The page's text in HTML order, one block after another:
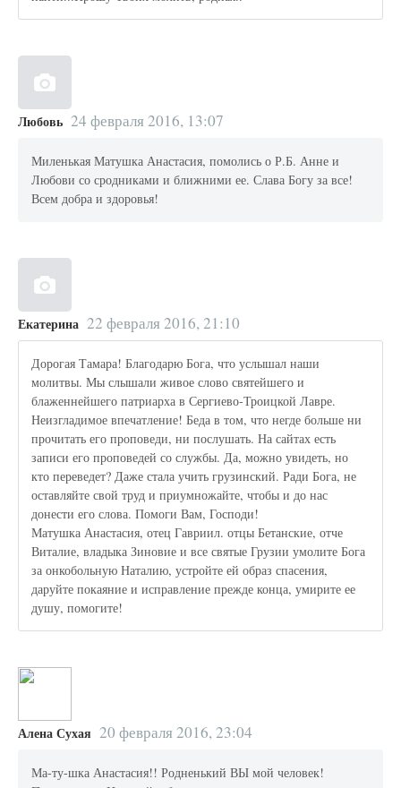
Любовь 24 февраля 2016, 13:07
Миленькая Матушка Анастасия, помолись о Р.Б. Анне и
Любови со сродниками и ближними ее. Слава Богу за все!
Всем добра и здоровья!
Екатерина 22 февраля 2016, 21:10
Дорогая Тамара! Благодарю Бога, что услышал наши
молитвы. Мы слышали живое слово святейшего и
блаженнейшего патриарха в Сергиево-Троицкой Лавре.
Неизгладимое впечатление! Беда в том, что негде больше ни
прочитать его проповеди, ни послушать. На сайтах есть
записи его проповедей со службы. Да, можно увидеть, но
кто переведет? Даже стала учить грузинский. Ради Бога, не
оставляйте свой труд и приумножайте, чтобы и до нас
донести его слова. Помоги Вам, Господи!
Матушка Анастасия, отец Гавриил. отцы Бетанские, отче
Виталие, владыка Зиновие и все святые Грузии умолите Бога
за онкобольную Наталию, устройте ей образ спасения,
даруйте покаяние и исправление прежде конца, умирите ее
душу, помогите!
Алена Сухая 20 февраля 2016, 23:04
Ма-ту-шка Анастасия!! Родненький ВЫ мой человек!